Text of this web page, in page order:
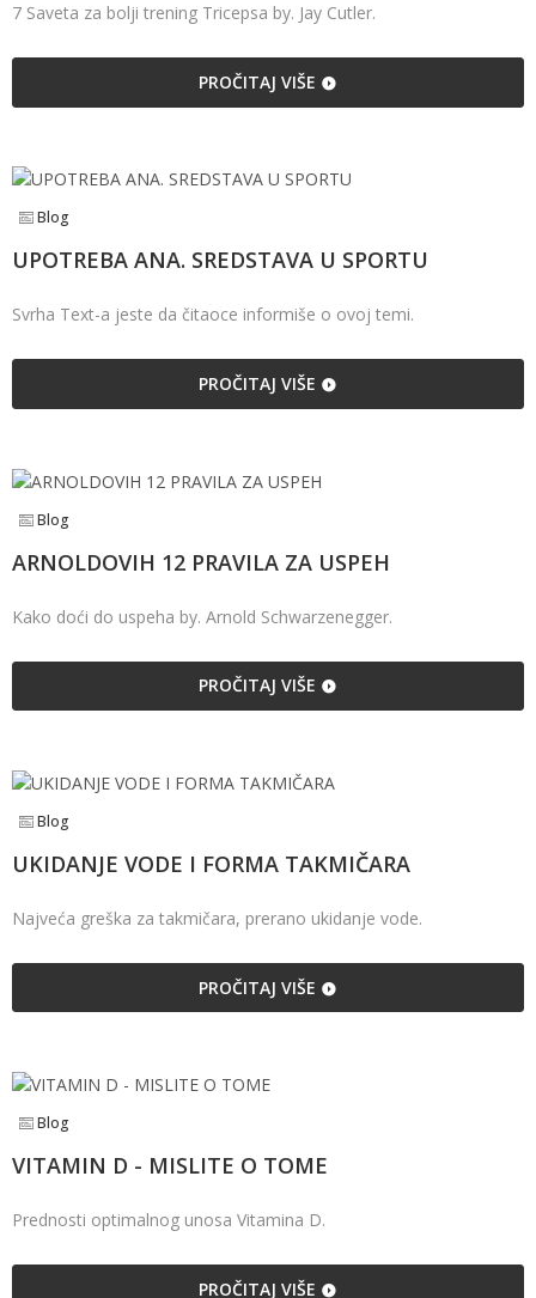
7 Saveta za bolji trening Tricepsa by. Jay Cutler.
PROČITAJ VIŠE
Blog
UPOTREBA ANA. SREDSTAVA U SPORTU
Svrha Text-a jeste da čitaoce informiše o ovoj temi.
PROČITAJ VIŠE
Blog
ARNOLDOVIH 12 PRAVILA ZA USPEH
Kako doći do uspeha by. Arnold Schwarzenegger.
PROČITAJ VIŠE
Blog
UKIDANJE VODE I FORMA TAKMIČARA
Najveća greška za takmičara, prerano ukidanje vode.
PROČITAJ VIŠE
Blog
VITAMIN D - MISLITE O TOME
Prednosti optimalnog unosa Vitamina D.
PROČITAJ VIŠE